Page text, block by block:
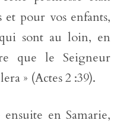
pour vos enfants,
sont au loin, en
que le Seigneur
» (Actes 2 :39).
en Samarie,